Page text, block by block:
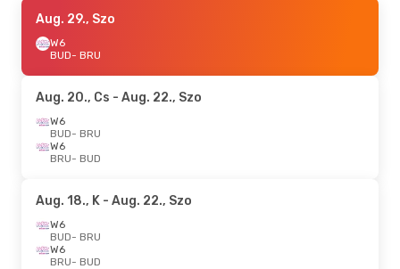
Aug. 29., Szo
W6
BUD- BRU
Aug. 20., Cs - Aug. 22., Szo
W6
BUD- BRU
W6
BRU- BUD
Aug. 18., K - Aug. 22., Szo
W6
BUD- BRU
W6
BRU- BUD